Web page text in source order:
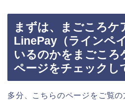
まずは、まごころケ
LinePay（ラインペ
いるのかをまごころ
ページをチェックし
多分、こちらのページをご覧